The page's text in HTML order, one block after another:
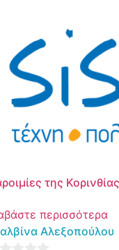
της Κορινθίας
περισσότερα
Αλεξοπούλου